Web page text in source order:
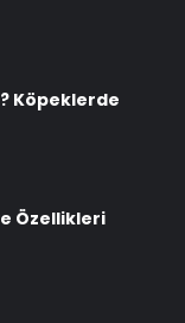
Köpeklerde
Özellikleri